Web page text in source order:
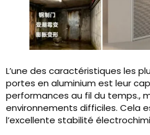
L’une des caractéristiques les
portes en aluminium est leur
performances au fil du temps.,
environnements difficiles. Cela
l’excellente stabilité